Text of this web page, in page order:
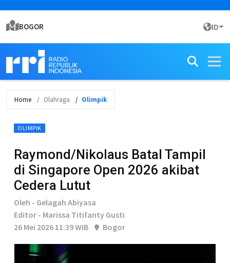
BOGOR ID
Home Olahraga Olimpik
OLIMPIK
Raymond/Nikolaus Batal Tampil
di Singapore Open 2026 akibat
Cedera Lutut
Oleh - Gelagah Abiyasa
Editor - Marissa Titifanty Gusti
26 Mei 2026 11:39 WIB
Bogor